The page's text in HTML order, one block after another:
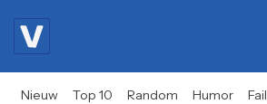
Nieuw Top 10 Random Humor Fail